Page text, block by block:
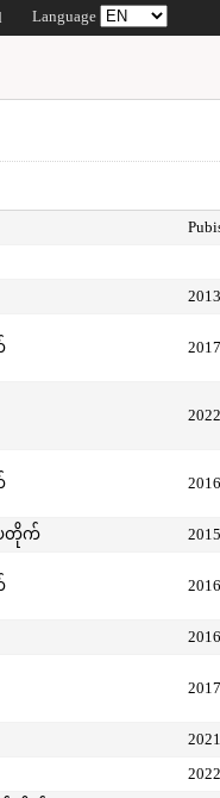
Language
2013
2017
2022
2016
ေတိုက် 2015
2016
2016
2017
2021
2022